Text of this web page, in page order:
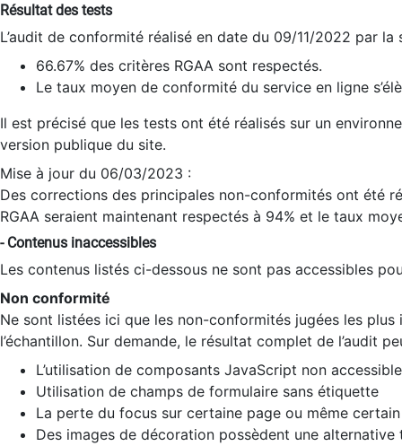
Résultat des tests
L’audit de conformité réalisé en date du 09/11/2022 par
66.67% des critères RGAA sont respectés.
Le taux moyen de conformité du service en ligne
Il est précisé que les tests ont été réalisés sur un
version publique du site.
Mise à jour du 06/03/2023 :
Des corrections des principales non-conformités ont été
RGAA seraient maintenant respectés à 94% et le taux
- Contenus inaccessibles
Les contenus listés ci-dessous ne sont pas accessibles
Non conformité
Ne sont listées ici que les non-conformités jugées les
l’échantillon. Sur demande, le résultat complet de l’audit
L’utilisation de composants JavaScript non
Utilisation de champs de formulaire sans étiquette
La perte du focus sur certaine page ou même
Des images de décoration possèdent une alternative